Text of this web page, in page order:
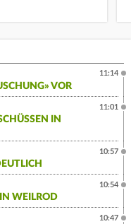
VOR
11:14
IN
11:01
10:57
WEILROD
10:54
10:47